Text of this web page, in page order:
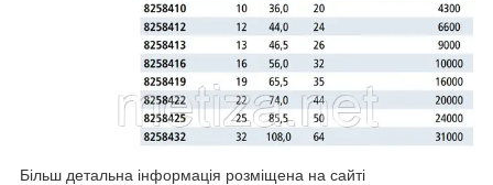
Більш детальна інформація розміщена на сайті